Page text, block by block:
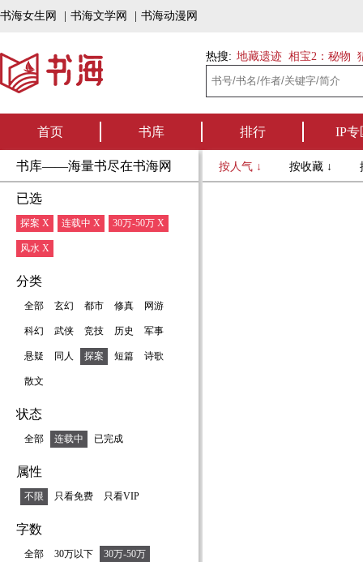
书海女生网 书海文学网 书海动漫网
热搜: 地藏遗迹 相宝2：秘物
首页 书库 排行 IP专
书库——海量书尽在书海网
已选
探案 X 连载中 X 30万-50万 X
风水 X
分类
全部 玄幻 都市 修真 网游
科幻 武侠 竞技 历史 军事
悬疑 同人 探案 短篇 诗歌
散文
状态
全部 连载中 已完成
属性
不限 只看免费 只看VIP
字数
全部 30万以下 30万-50万
按人气 ↓ 按收藏 ↓